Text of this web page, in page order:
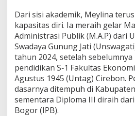
Dari sisi akademik, Meylina
kapasitas diri. Ia meraih gelar
Administrasi Publik (M.A.P) dari
Swadaya Gunung Jati
tahun 2024, setelah
pendidikan S-1 Fakultas
Agustus 1945 (Untag) Cirebon.
dasarnya ditempuh di
sementara Diploma III diraih
Bogor (IPB).